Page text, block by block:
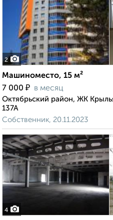
2
Машиноместо, 15 м²
7 000 ₽ в месяц
Октябрьский район, ЖК
137А
Собственник, 20.11.2023
4